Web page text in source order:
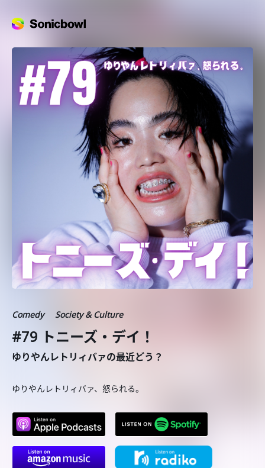
Comedy Society & Culture
#79 トニーズ・デイ！
ゆりやんレトリィバァの最近どう？
ゆりやんレトリィバァ、怒られる。